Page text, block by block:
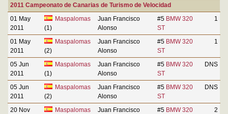
2011 Campeonato de Canarias de Turismo de Velocidad
01 May
2011
Maspalomas
(1)
Juan Francisco
Alonso
#5 BMW 320
ST
1
01 May
2011
Maspalomas
(2)
Juan Francisco
Alonso
#5 BMW 320
ST
1
05 Jun
2011
Maspalomas
(1)
Juan Francisco
Alonso
#5 BMW 320
ST
DNS
05 Jun
2011
Maspalomas
(2)
Juan Francisco
Alonso
#5 BMW 320
ST
DNS
20 Nov
Maspalomas
Juan Francisco
#5 BMW 320
2